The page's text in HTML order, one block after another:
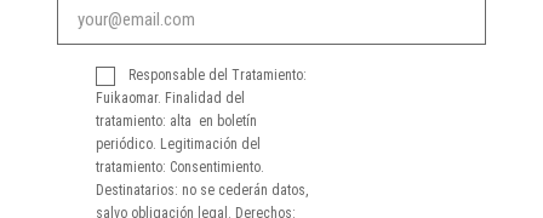
Responsable del Tratamiento:
Fuikaomar. Finalidad del
tratamiento: alta en boletín
periódico. Legitimación del
tratamiento: Consentimiento.
Destinatarios: no se cederán datos,
salvo obligación legal. Derechos: